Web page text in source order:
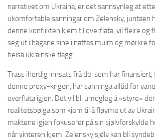
narrativet om Ukraina, er det sannsynleg at
ukomfortable sanningar om Zelensky, juntaen
denne konflikten kjem til overflata, vil fleire og
seg ut i hagane sine i nattas mulm og mørkre
heisa ukrainske flagg.
Trass iherdig innsats frå dei som har
denne proxy-krigen, har sanninga alltid for
overflata igjen. Det vil bli umogleg å «styre»
realitetsbølga som kjem til å fløyme ut av
maktene igjen fokuserer på sin sjølvforskylde
når vinteren kjem. Zelensky sjølv kan bli